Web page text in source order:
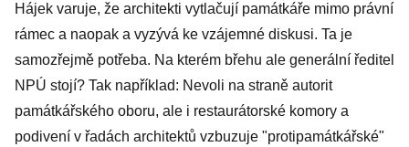
Hájek varuje, že architekti vytlačují památkáře mimo právní
rámec a naopak a vyzývá ke vzájemné diskusi. Ta je
samozřejmě potřeba. Na kterém břehu ale generální ředitel
NPÚ stojí? Tak například: Nevoli na straně autorit
památkářského oboru, ale i restaurátorské komory a
podivení v řadách architektů vzbuzuje "protipamátkářské"